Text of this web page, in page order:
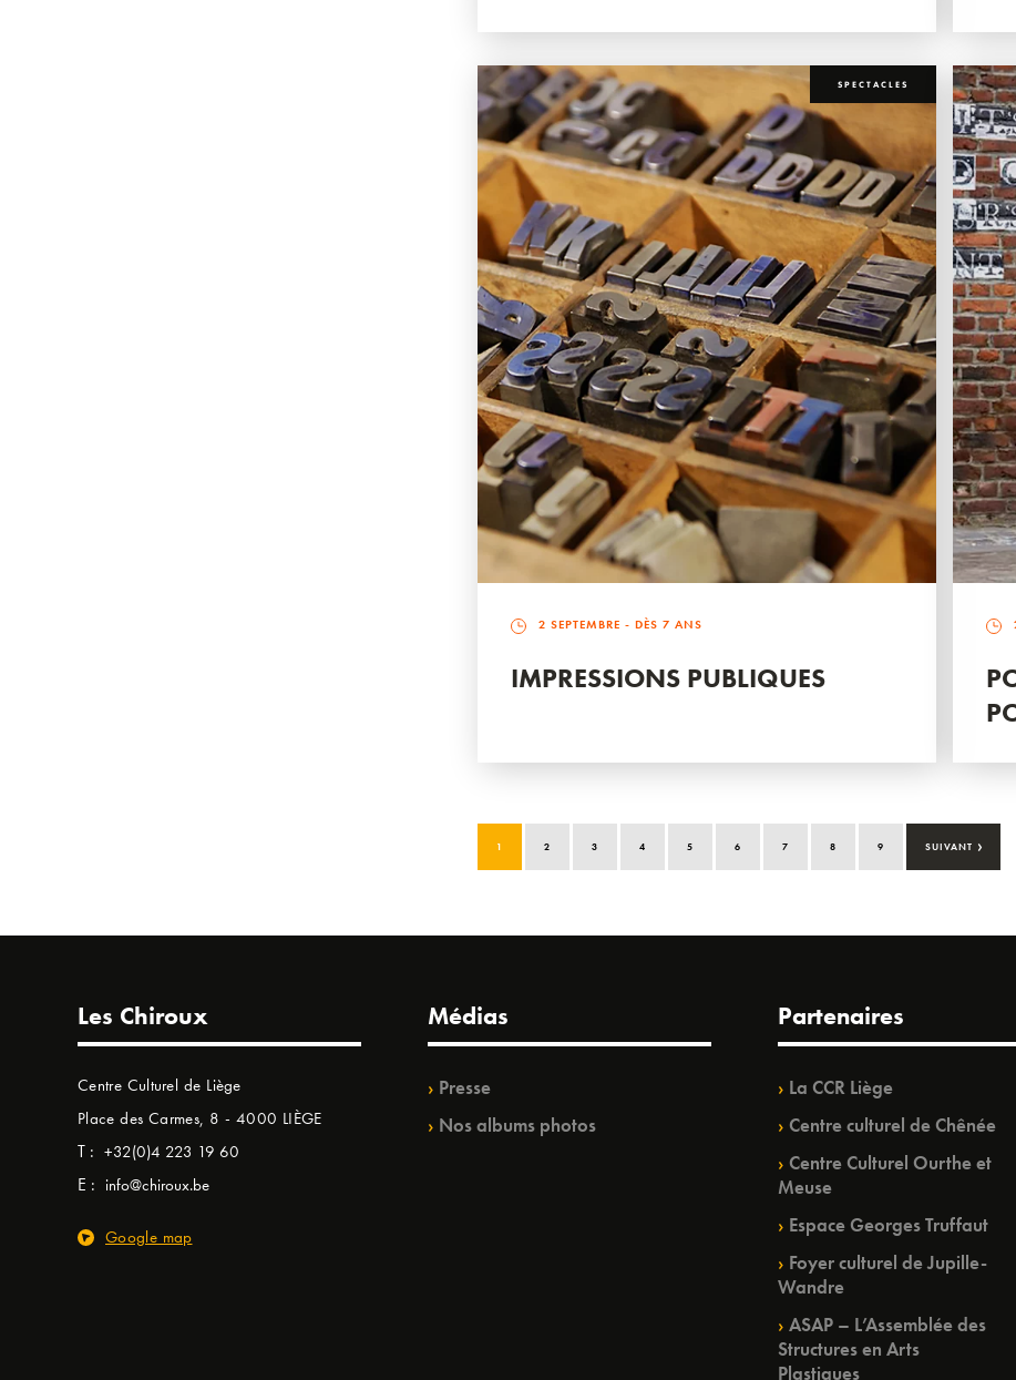
SPECTACLES
2 SEPTEMBRE - DÈS 7 ANS
IMPRESSIONS PUBLIQUES
1 2 3 4 5 6 7 8 9 SUIVANT ›
Les Chiroux
Centre Culturel de Liège
Place des Carmes, 8 - 4000 LIÈGE
T : +32(0)4 223 19 60
E : info@chiroux.be
Google map
Médias
Presse
Nos albums photos
Partenaires
La CCR Liège
Centre culturel de Chênée
Centre Culturel Ourthe et
Meuse
Espace Georges Truffaut
Foyer culturel de Jupille-
Wandre
ASAP – L’Assemblée des
Structures en Arts
Plastiques